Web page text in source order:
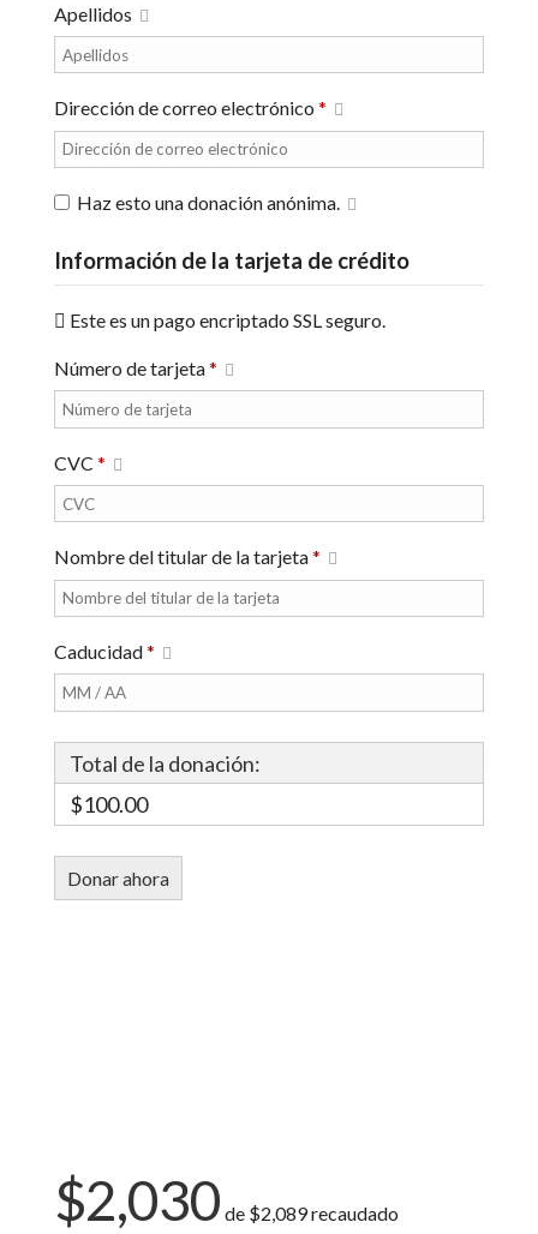
Apellidos
Dirección de correo electrónico *
Haz esto una donación anónima.
Información de la tarjeta de crédito
Este es un pago encriptado SSL seguro.
Número de tarjeta*
CVC *
Nombre del titular de la tarjeta*
Caducidad*
Total de la donación:
$100.00
$2,030 de $2,089recaudado